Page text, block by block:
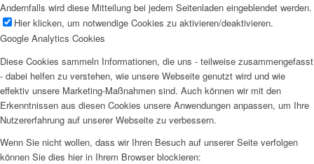
Andernfalls wird diese Mitteilung bei jedem Seitenladen eingeblendet werden.
Hier klicken, um notwendige Cookies zu aktivieren/deaktivieren.
Google Analytics Cookies
Diese Cookies sammeln Informationen, die uns - teilweise zusammengefasst
- dabei helfen zu verstehen, wie unsere Webseite genutzt wird und wie
effektiv unsere Marketing-Maßnahmen sind. Auch können wir mit den
Erkenntnissen aus diesen Cookies unsere Anwendungen anpassen, um Ihre
Nutzererfahrung auf unserer Webseite zu verbessern.
Wenn Sie nicht wollen, dass wir Ihren Besuch auf unserer Seite verfolgen
können Sie dies hier in Ihrem Browser blockieren: